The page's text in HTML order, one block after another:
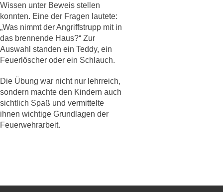
Wissen unter Beweis stellen
konnten. Eine der Fragen lautete:
„Was nimmt der Angriffstrupp mit in
das brennende Haus?“ Zur
Auswahl standen ein Teddy, ein
Feuerlöscher oder ein Schlauch.
Die Übung war nicht nur lehrreich,
sondern machte den Kindern auch
sichtlich Spaß und vermittelte
ihnen wichtige Grundlagen der
Feuerwehrarbeit.